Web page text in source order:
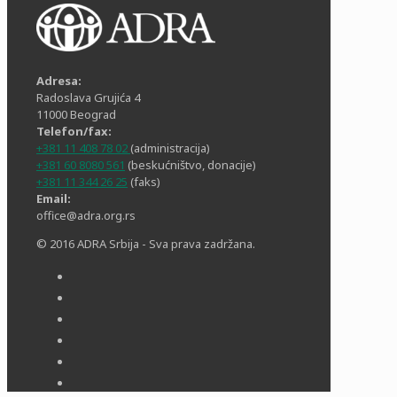
Adresa:
Radoslava Grujića 4
11000 Beograd
Telefon/fax:
+381 11 408 78 02 (administracija)
+381 60 8080 561 (beskućništvo, donacije)
+381 11 344 26 25 (faks)
Email:
office@adra.org.rs
© 2016 ADRA Srbija - Sva prava zadržana.